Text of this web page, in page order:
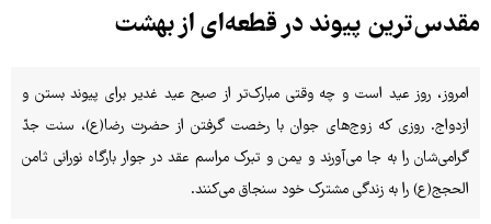
مقدس‌ترین پیوند در قطعه‌ای از بهشت
امروز، روز عید است و چه وقتی مبارک‌تر از صبح عید غدیر برای پیوند بستن و
ازدواج. روزی که زوج‌های جوان با رخصت گرفتن از حضرت رضا(ع)، سنت جدّ
گرامی‌شان را به جا می‌آورند و یمن و تبرک مراسم عقد در جوار بارگاه نورانی ثامن
الحجج(ع) را به زندگی مشترک خود سنجاق می‌کنند.